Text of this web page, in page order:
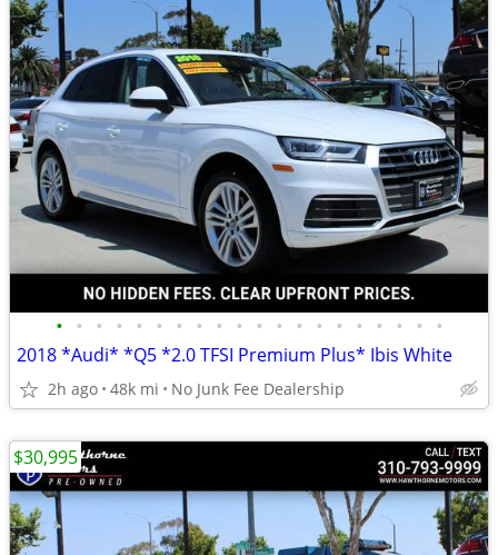
• • • • • • • • • • • • • • • • • • • •
2018 *Audi* *Q5 *2.0 TFSI Premium Plus* Ibis White
2h ago 48k mi No Junk Fee Dealership
$30,995